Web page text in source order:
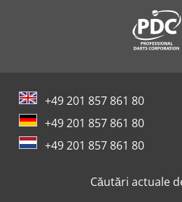
+49 201 857 861 80
+49 201 857 861 80
+49 201 857 861 80
Căutări actuale